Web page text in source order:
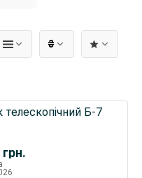
₴
грн.
телескопічний Б-7